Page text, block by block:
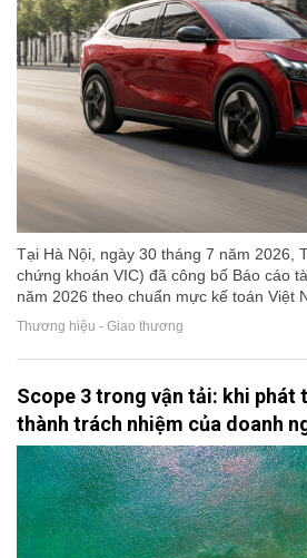
Tại Hà Nội, ngày 30 tháng 7 năm 2026,
chứng khoán VIC) đã công bố Báo cáo
năm 2026 theo chuẩn mực kế toán Việt
Thương hiệu - Giao thương
Scope 3 trong vận tải: khi phát
thành trách nhiệm của doanh